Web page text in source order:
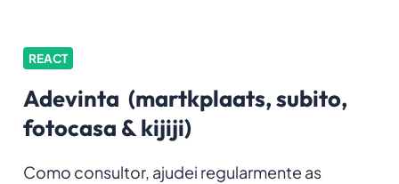
REACT
Adevinta (martkplaats, subito,
fotocasa & kijiji)
Como consultor, ajudei regularmente as